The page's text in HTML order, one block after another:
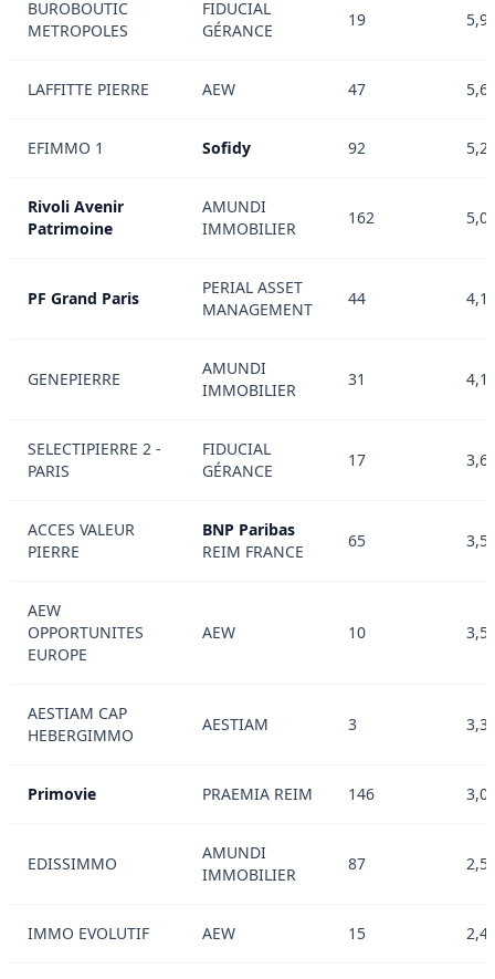
BUROBOUTIC
METROPOLES
FIDUCIAL
GÉRANCE
19
LAFFITTE PIERRE AEW 47
EFIMMO 1 Sofidy 92
Rivoli Avenir
Patrimoine
AMUNDI
IMMOBILIER
162
PF Grand Paris
PERIAL ASSET
MANAGEMENT
44
GENEPIERRE
AMUNDI
IMMOBILIER
31
SELECTIPIERRE 2 -
PARIS
FIDUCIAL
GÉRANCE
17
ACCES VALEUR
PIERRE
BNP Paribas
REIM FRANCE
65
AEW
OPPORTUNITES
EUROPE
AEW 10
AESTIAM CAP
HEBERGIMMO
AESTIAM 3
Primovie PRAEMIA REIM 146
EDISSIMMO
AMUNDI
IMMOBILIER
87
IMMO EVOLUTIF AEW 15